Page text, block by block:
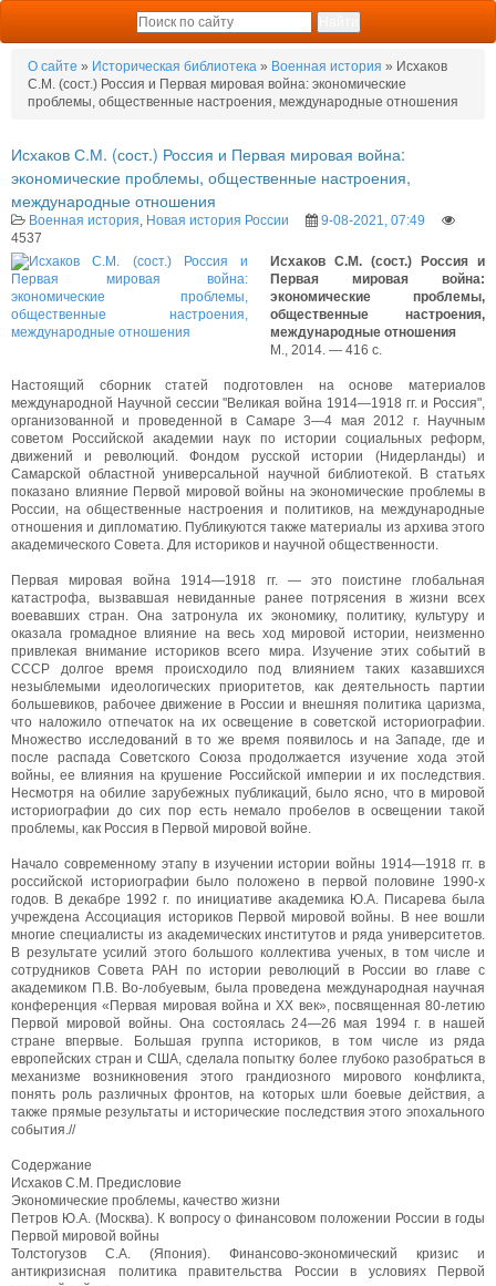
О сайте » Историческая библиотека » Военная история » Исхаков
С.М. (сост.) Россия и Первая мировая война: экономические
проблемы, общественные настроения, международные отношения
Исхаков С.М. (сост.) Россия и Первая мировая война:
экономические проблемы, общественные настроения,
международные отношения
Военная история Новая история России
9-08-2021, 07:49
4537
Исхаков С.М. (сост.) Россия и
Первая мировая война:
экономические проблемы,
общественные настроения,
международные отношения
М., 2014. — 416 с.
Настоящий сборник статей подготовлен на основе материалов
международной Научной сессии "Великая война 1914—1918 гг. и Россия",
организованной и проведенной в Самаре 3—4 мая 2012 г. Научным
советом Российской академии наук по истории социальных реформ,
движений и революций. Фондом русской истории (Нидерланды) и
Самарской областной универсальной научной библиотекой. В статьях
показано влияние Первой мировой войны на экономические проблемы в
России, на общественные настроения и политиков, на международные
отношения и дипломатию. Публикуются также материалы из архива этого
академического Совета. Для историков и научной общественности.
Первая мировая война 1914—1918 гг. — это поистине глобальная
катастрофа, вызвавшая невиданные ранее потрясения в жизни всех
воевавших стран. Она затронула их экономику, политику, культуру и
оказала громадное влияние на весь ход мировой истории, неизменно
привлекая внимание историков всего мира. Изучение этих событий в
СССР долгое время происходило под влиянием таких казавшихся
незыблемыми идеологических приоритетов, как деятельность партии
большевиков, рабочее движение в России и внешняя политика царизма,
что наложило отпечаток на их освещение в советской историографии.
Множество исследований в то же время появилось и на Западе, где и
после распада Советского Союза продолжается изучение хода этой
войны, ее влияния на крушение Российской империи и их последствия.
Несмотря на обилие зарубежных публикаций, было ясно, что в мировой
историографии до сих пор есть немало пробелов в освещении такой
проблемы, как Россия в Первой мировой войне.
Начало современному этапу в изучении истории войны 1914—1918 гг. в
российской историографии было положено в первой половине 1990-х
годов. В декабре 1992 г. по инициативе академика Ю.А. Писарева была
учреждена Ассоциация историков Первой мировой войны. В нее вошли
многие специалисты из академических институтов и ряда университетов.
В результате усилий этого большого коллектива ученых, в том числе и
сотрудников Совета РАН по истории революций в России во главе с
академиком П.В. Во-лобуевым, была проведена международная научная
конференция «Первая мировая война и ХХ век», посвященная 80-летию
Первой мировой войны. Она состоялась 24—26 мая 1994 г. в нашей
стране впервые. Большая группа историков, в том числе из ряда
европейских стран и США, сделала попытку более глубоко разобраться в
механизме возникновения этого грандиозного мирового конфликта,
понять роль различных фронтов, на которых шли боевые действия, а
также прямые результаты и исторические последствия этого эпохального
события.//
Содержание
Исхаков С.М. Предисловие
Экономические проблемы, качество жизни
Петров Ю.А. (Москва). К вопросу о финансовом положении России в годы
Первой мировой войны
Толстогузов С.А. (Япония). Финансово-экономический кризис и
антикризисная политика правительства России в условиях Первой